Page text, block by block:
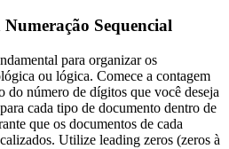
Sequencial
para organizar os
ou lógica. Comece a contagem
do número de dígitos que você deseja
cada tipo de documento dentro de
que os documentos de cada
Utilize leading zeros (zeros à